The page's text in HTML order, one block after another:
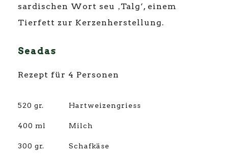
sardischen Wort seu ‚Talg‘, einem
Tierfett zur Kerzenherstellung.
Seadas
Rezept für 4 Personen
520 gr. Hartweizengriess
400 ml Milch
300 gr. Schafkäse